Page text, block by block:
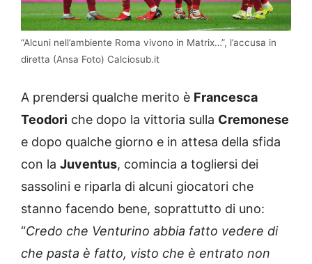
“Alcuni nell’ambiente Roma vivono in Matrix…”, l’accusa in
diretta (Ansa Foto) Calciosub.it
A prendersi qualche merito è Francesca
Teodori che dopo la vittoria sulla Cremonese
e dopo qualche giorno e in attesa della sfida
con la Juventus, comincia a togliersi dei
sassolini e riparla di alcuni giocatori che
stanno facendo bene, soprattutto di uno:
“Credo che Venturino abbia fatto vedere di
che pasta è fatto, visto che è entrato non